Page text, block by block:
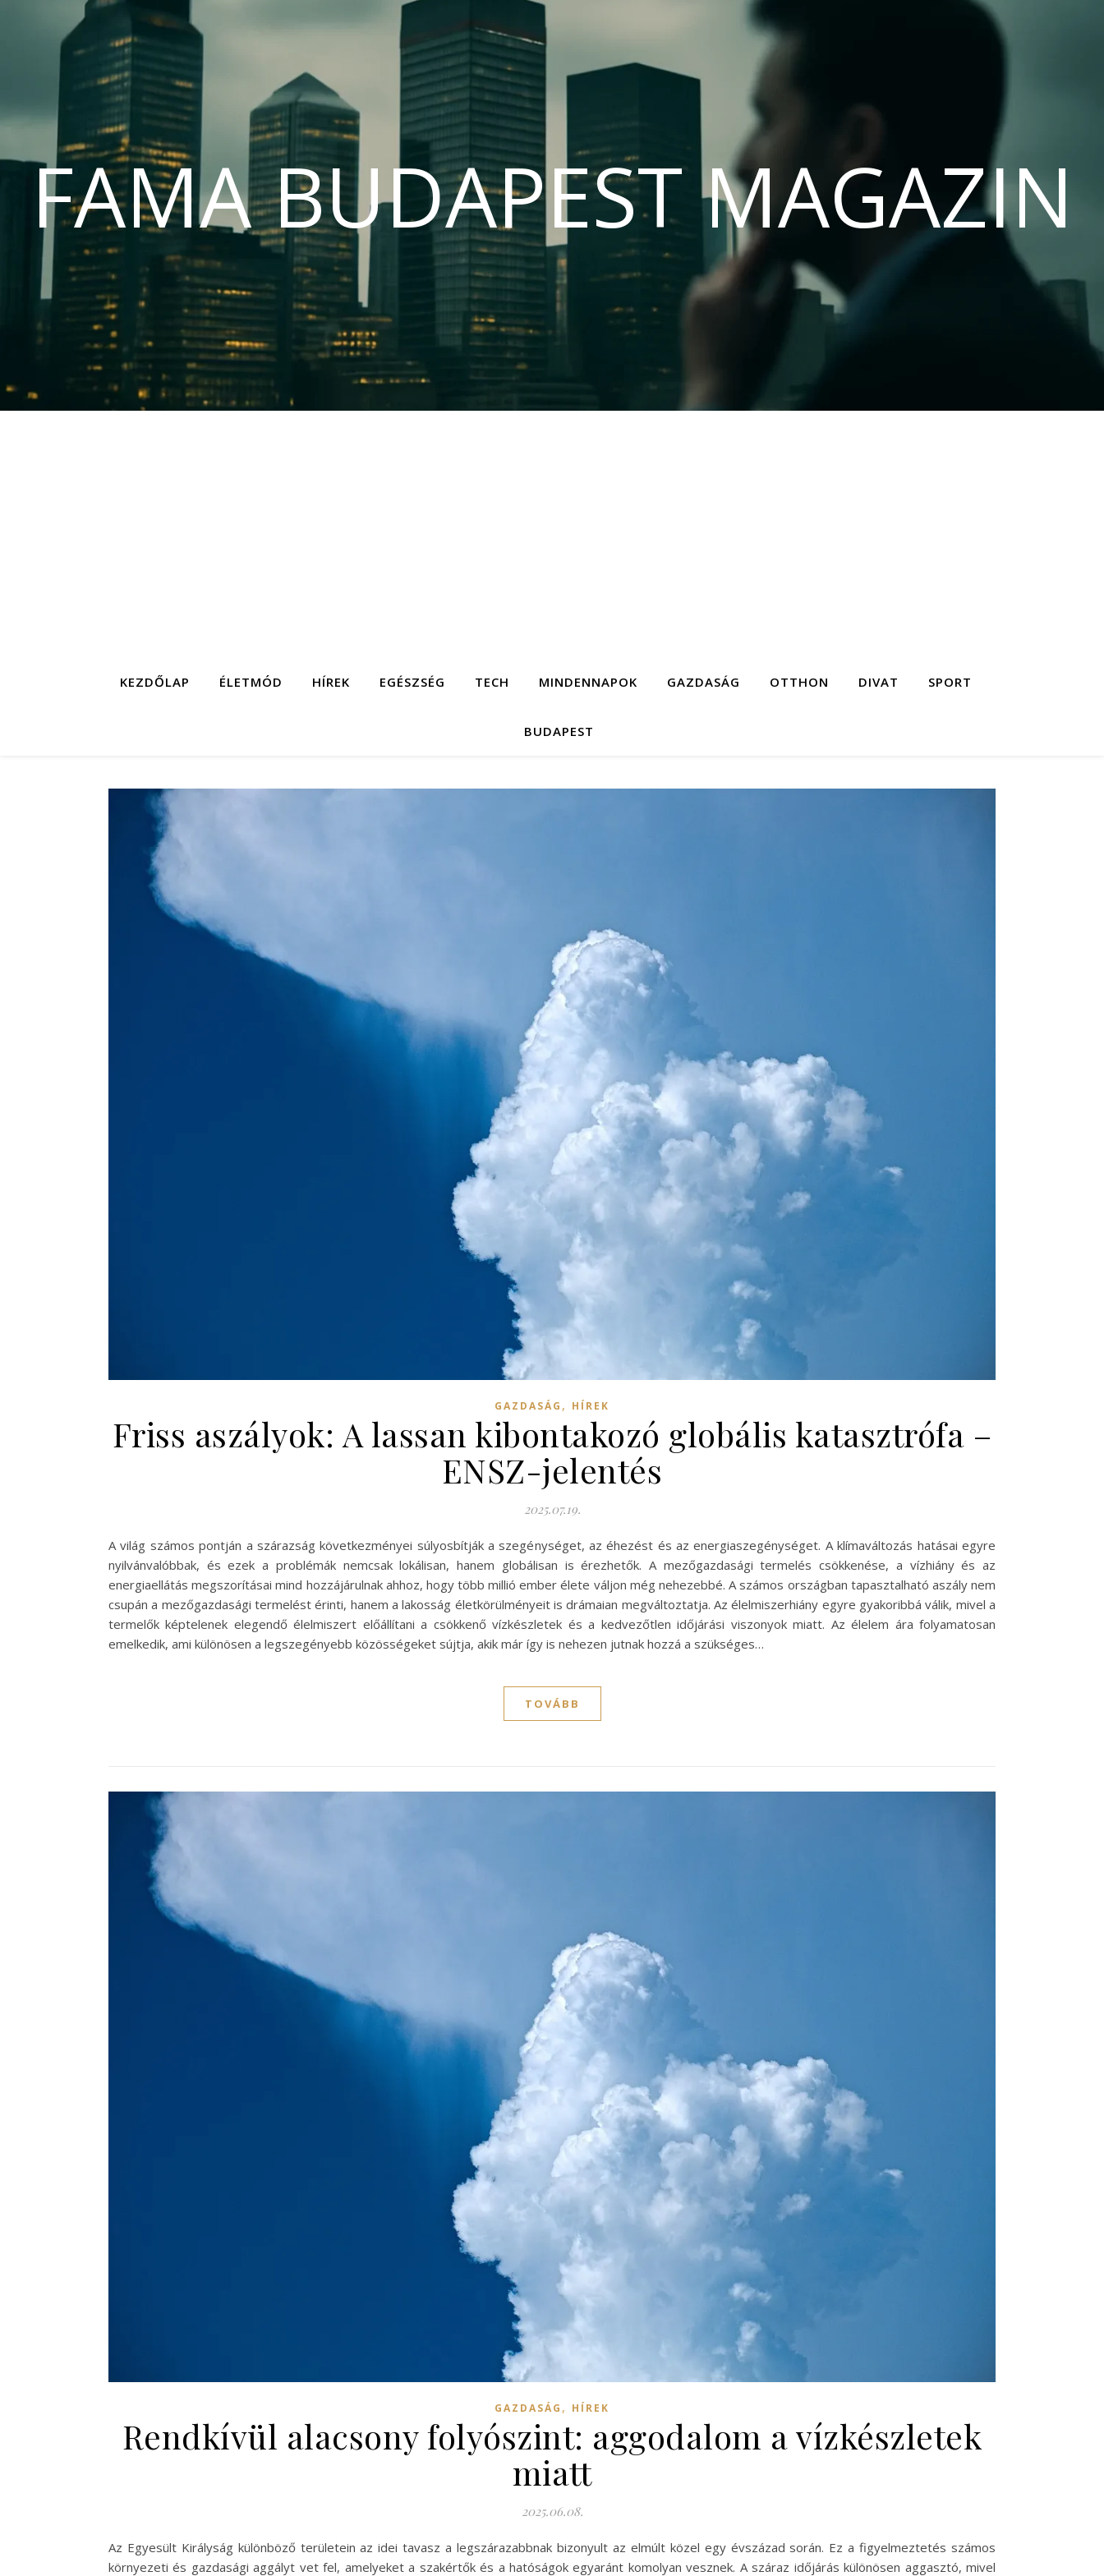
FAMA BUDAPEST MAGAZIN
KEZDŐLAP ÉLETMÓD HÍREK EGÉSZSÉG TECH MINDENNAPOK GAZDASÁG OTTHON DIVAT SPORT
BUDAPEST
GAZDASÁG , HÍREK
Friss aszályok: A lassan kibontakozó globális katasztrófa –
ENSZ-jelentés
2025.07.19.
A világ számos pontján a szárazság következményei súlyosbítják a szegénységet, az éhezést és az energiaszegénységet. A klímaváltozás hatásai egyre
nyilvánvalóbbak, és ezek a problémák nemcsak lokálisan, hanem globálisan is érezhetők. A mezőgazdasági termelés csökkenése, a vízhiány és az
energiaellátás megszorításai mind hozzájárulnak ahhoz, hogy több millió ember élete váljon még nehezebbé. A számos országban tapasztalható aszály nem
csupán a mezőgazdasági termelést érinti, hanem a lakosság életkörülményeit is drámaian megváltoztatja. Az élelmiszerhiány egyre gyakoribbá válik, mivel a
termelők képtelenek elegendő élelmiszert előállítani a csökkenő vízkészletek és a kedvezőtlen időjárási viszonyok miatt. Az élelem ára folyamatosan
emelkedik, ami különösen a legszegényebb közösségeket sújtja, akik már így is nehezen jutnak hozzá a szükséges…
TOVÁBB
GAZDASÁG , HÍREK
Rendkívül alacsony folyószint: aggodalom a vízkészletek
miatt
2025.06.08.
Az Egyesült Királyság különböző területein az idei tavasz a legszárazabbnak bizonyult az elmúlt közel egy évszázad során. Ez a figyelmeztetés számos
környezeti és gazdasági aggályt vet fel, amelyeket a szakértők és a hatóságok egyaránt komolyan vesznek. A száraz időjárás különösen aggasztó, mivel